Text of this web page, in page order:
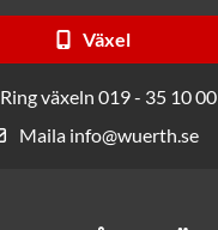
Växel
Ring växeln 019 - 35 10 00
Maila info@wuerth.se